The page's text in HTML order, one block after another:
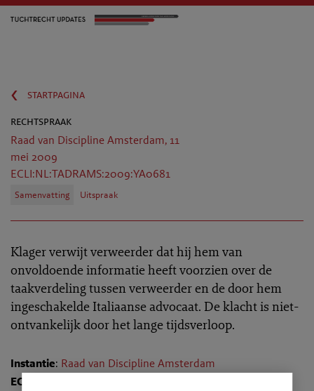
‹
startpagina
rechtspraak
Raad van Discipline Amsterdam, 11
mei 2009
ECLI:NL:TADRAMS:2009:YA0681
Samenvatting Uitspraak
Klager verwijt verweerder dat hij hem van
onvoldoende informatie heeft voorzien over de
taakverdeling tussen verweerder en de door hem
ingeschakelde Italiaanse advocaat. De klacht is niet-
ontvankelijk door het lange tijdsverloop.
Instantie: Raad van Discipline Amsterdam
ECLI